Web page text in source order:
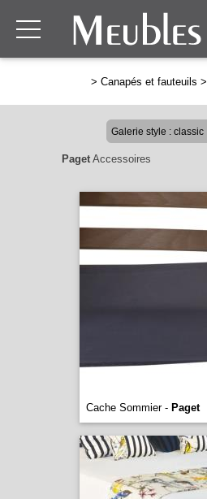
> Canapés et fauteuils >
Paget Accessoires
Cache Sommier - Paget